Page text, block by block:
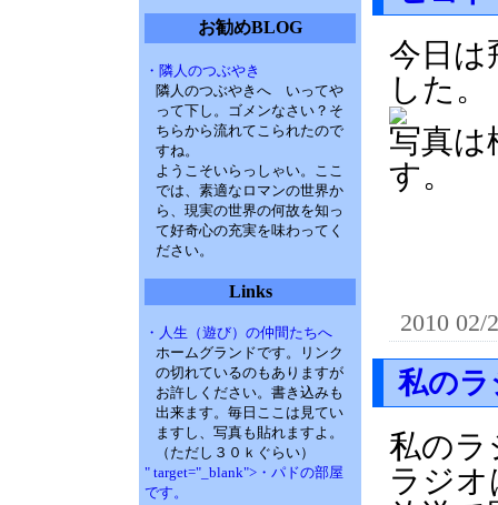
お勧めBLOG
・隣人のつぶやき
隣人のつぶやきへ いってや
って下し。ゴメンなさい？そ
ちらから流れてこられたので
すね。
ようこそいらっしゃい。ここ
では、素適なロマンの世界か
ら、現実の世界の何故を知っ
て好奇心の充実を味わってく
ださい。
Links
・人生（遊び）の仲間たちへ
ホームグランドです。リンク
の切れているのもありますが
お許しください。書き込みも
出来ます。毎日ここは見てい
ますし、写真も貼れますよ。
（ただし３０ｋぐらい）
" target="_blank">・パドの部屋
です。
今日は
した。
写真は
す。
2010 02/
私の
私のラ
ラジ